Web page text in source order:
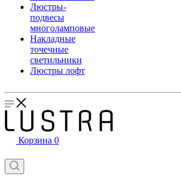
Люстры-
подвесы
многоламповые
Накладные
точечные
светильники
Люстры лофт
Корзина 0